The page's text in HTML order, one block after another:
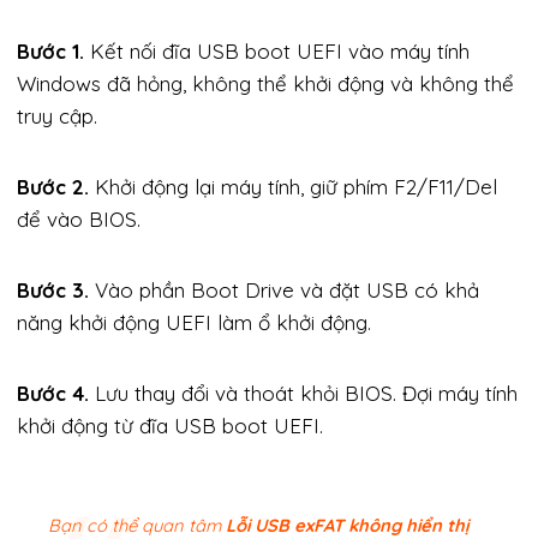
Bước 1. Kết nối đĩa USB boot UEFI vào máy tính
Windows đã hỏng, không thể khởi động và không thể
truy cập.
Bước 2. Khởi động lại máy tính, giữ phím F2/F11/Del
để vào BIOS.
Bước 3. Vào phần Boot Drive và đặt USB có khả
năng khởi động UEFI làm ổ khởi động.
Bước 4. Lưu thay đổi và thoát khỏi BIOS. Đợi máy tính
khởi động từ đĩa USB boot UEFI.
Bạn có thể quan tâm Lỗi USB exFAT không hiển thị